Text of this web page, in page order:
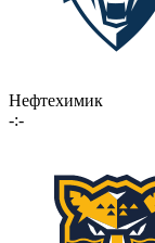
Нефтехимик
-:-